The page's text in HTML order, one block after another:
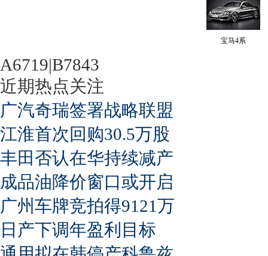
宝马4系
A6719|B7843
近期热点关注
广汽奇瑞签署战略联盟
江淮首次回购30.5万股
丰田否认在华持续减产
成品油降价窗口或开启
广州车牌竞拍得9121万
日产下调年盈利目标